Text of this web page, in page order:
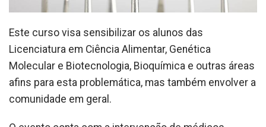
Este curso visa sensibilizar os alunos das
Licenciatura em Ciência Alimentar, Genética
Molecular e Biotecnologia, Bioquímica e outras áreas
afins para esta problemática, mas também envolver a
comunidade em geral.